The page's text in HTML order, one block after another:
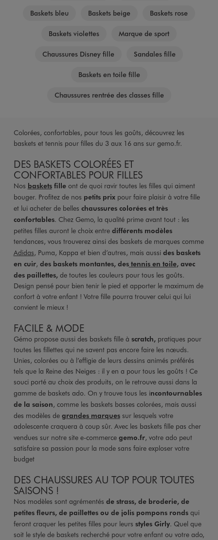
Baskets bleu Baskets beige Baskets rose
Baskets violettes Marque de sport
Chaussures Disney fille Sandales fille
Baskets en toile fille
Chaussures rentrée des classes fille
Colorées, confortables, pour tous les goûts, découvrez les
baskets et tennis pour filles du 3 aux 16 ans sur gemo.fr.
DES BASKETS COLORÉES ET
CONFORTABLES POUR FILLES
Nos basketsfilleont de quoi ravir toutes les filles qui aiment
bouger. Profitez de nos petits prixpour faire plaisir à votre fille
et lui acheter de belles chaussures colorées et très
confortables. Chez Gemo, la qualité prime avant tout : les
petites filles auront le choix entredifférents modèles
tendances, vous trouverez ainsi des baskets de marques comme
Adidas, Puma, Kappa et bien d’autres, mais aussi des baskets
en cuir, des baskets montantes, destennis en toile, avec
des paillettes,de toutes les couleurs pour tous les goûts.
Design pensé pour bien tenir le pied et apporter le maximum de
confort à votre enfant ! Votre fille pourra trouver celui qui lui
convient le mieux !
FACILE & MODE
Gémo propose aussi des baskets fille à scratch, pratiques pour
toutes les fillettes qui ne savent pas encore faire les nœuds.
Unies, colorées ou à l’effigie de leurs dessins animés préférés
tels que la Reine des Neiges : il y en a pour tous les goûts ! Ce
souci porté au choix des produits, on le retrouve aussi dans la
gamme de baskets ado. On y trouve tous les incontournables
de la saison, comme les baskets basses colorées, mais aussi
des modèles de grandes marquessur lesquels votre
adolescente craquera à coup sûr. Avec les baskets fille pas cher
vendues sur notre site e-commerce gemo.fr, votre ado peut
satisfaire sa passion pour la mode sans faire exploser votre
budget
DES CHAUSSURES AU TOP POUR TOUTES
SAISONS !
Nos modèles sont agrémentés de strass, de broderie, de
petites fleurs, de paillettes ou de jolis pompons rondsqui
feront craquer les petites filles pour leurs styles Girly. Quel que
soit le style de baskets recherché pour votre enfant ou votre ado,